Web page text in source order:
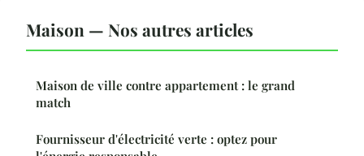
Maison — Nos autres articles
Maison de ville contre appartement : le grand
match
Fournisseur d'électricité verte : optez pour